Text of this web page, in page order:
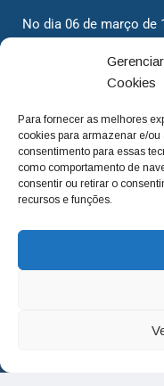
Cookies
Para fornecer as melhores
cookies para armazenar e/
consentimento para essas
como comportamento de
consentir ou retirar o
recursos e funções.
No dia 06 de março de
cidadãos valinhenses,
dois jornais. Há mais
com o foco de trazer
deixamos de lado as
questionando os
para a cidade e